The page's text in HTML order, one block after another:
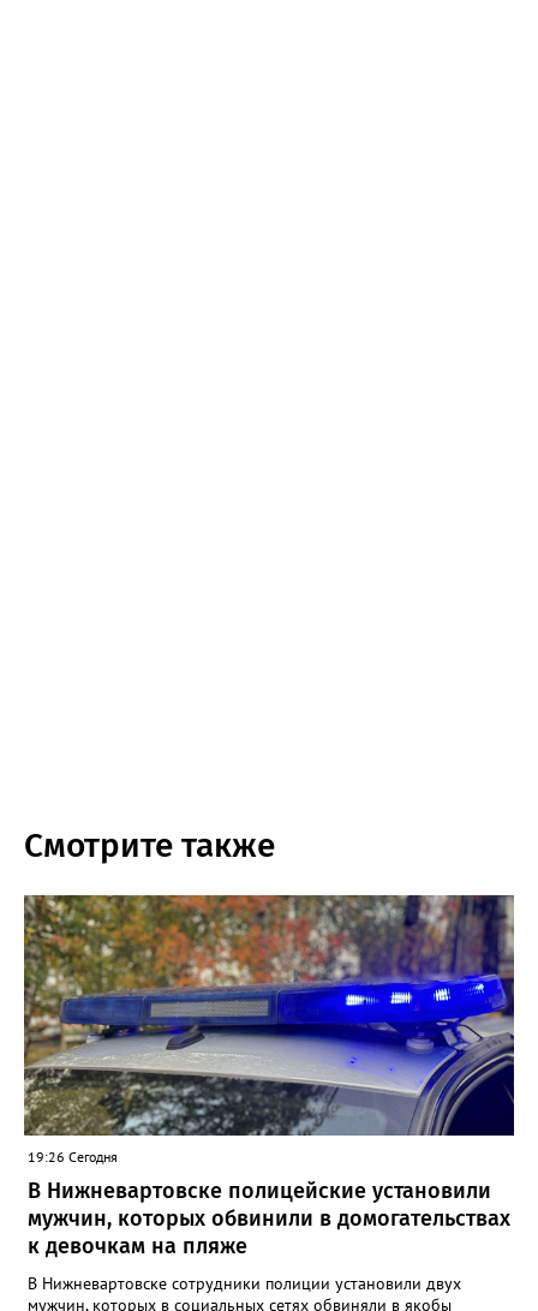
Смотрите также
19:26 Сегодня
В Нижневартовске полицейские установили
мужчин, которых обвинили в домогательствах
к девочкам на пляже
В Нижневартовске сотрудники полиции установили двух
мужчин, которых в социальных сетях обвиняли в якобы